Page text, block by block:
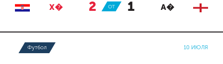
Х� 2 : 1 А�
ОТ
Футбол 10 ИЮЛЯ